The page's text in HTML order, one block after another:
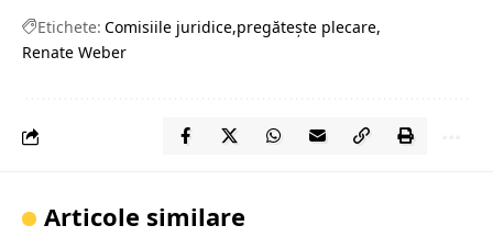
Etichete: Comisiile juridice pregătește plecare
Renate Weber
Articole similare